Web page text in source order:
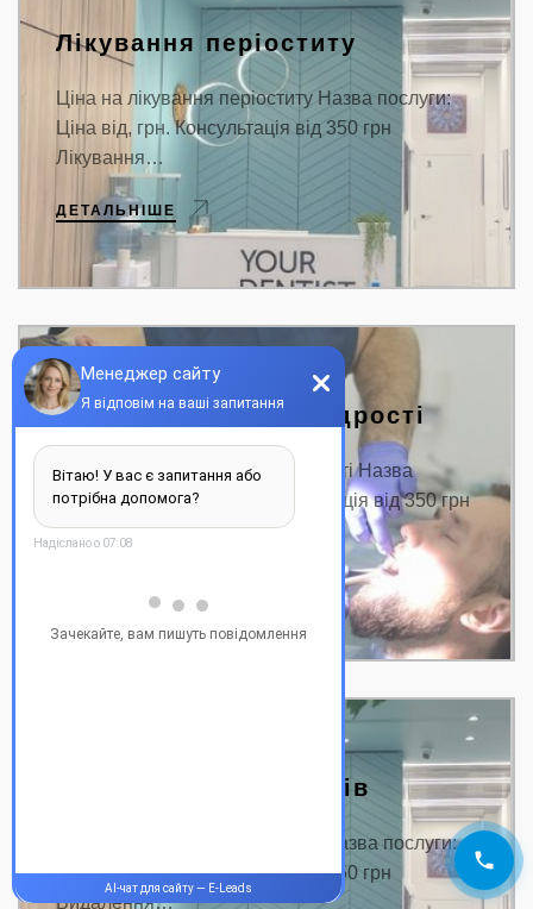
Лікування періоститу
Ціна на лікування періоститу Назва послуги:
Ціна від, грн. Консультація від 350 грн
Лікування…
ДЕТАЛЬНІШЕ
Видалення зубів мудрості
Ціна на видалення зубів мудрості Назва
послуги: Ціна від, грн. Консультація від 350 грн
Видалення…
Видалення кісти зубів
Ціна на видалення кісти зубів Назва послуги:
Ціна від, грн. Консультація від 350 грн
Видалення…